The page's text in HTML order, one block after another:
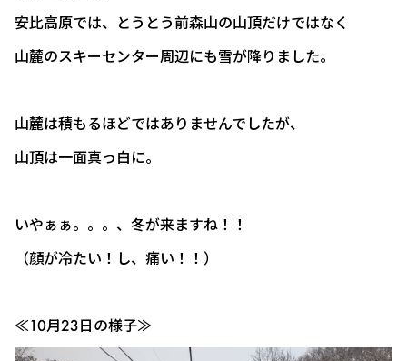
安比高原では、とうとう前森山の山頂だけではなく
山麓のスキーセンター周辺にも雪が降りました。
山麓は積もるほどではありませんでしたが、
山頂は一面真っ白に。
いやぁぁ。。。、冬が来ますね！！
（顔が冷たい！し、痛い！！）
≪10月23日の様子≫